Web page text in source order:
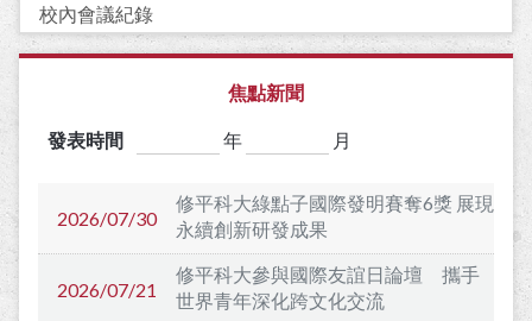
校內會議紀錄
焦點新聞
發表時間 年 月
2026/07/30
修平科大綠點子國際發明賽奪6獎 展現
永續創新研發成果
2026/07/21
修平科大參與國際友誼日論壇 攜手
世界青年深化跨文化交流